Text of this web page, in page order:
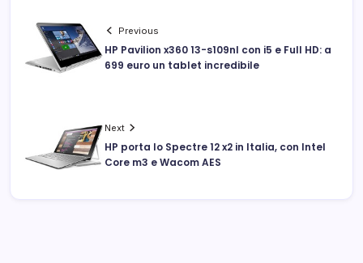
Previous
HP Pavilion x360 13-s109nl con i5 e Full HD: a
699 euro un tablet incredibile
Next
HP porta lo Spectre 12 x2 in Italia, con Intel
Core m3 e Wacom AES